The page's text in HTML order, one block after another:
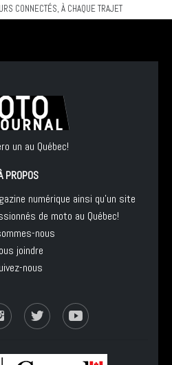
CONNECTÉS, À CHAQUE TRAJET
un au Québec!
PROPOS
numérique ainsi qu'un site
de moto au Québec!
nous
joindre
nous